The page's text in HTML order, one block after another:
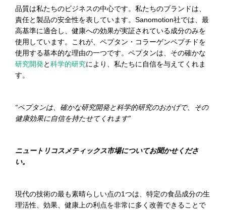
品質は私たちのビジネスの中心です。私たちのブランドは、
責任と製品の安全性を表しています。Sanomotion社では、最
高基準に適合し、健康への効果が実証されている成分のみを
使用しています。これが、ペプタン・コラーゲンペプチドを
使用する基本的な理由の一つです。ペプタンは、その確かな
研究開発と科学的研究により、私たちに自信を与えてくれま
す。
“ペプタンは、確かな研究開発と科学的研究のおかげで、その
健康効果に自信を持たせてくれます”
ニュートリコスメティックス市場についてお聞かせくださ
い。
現代の技術の最も素晴らしい点の1つは、特定の食品成分の生
理活性、効果、健康上の利点を非常に多く改善できることで